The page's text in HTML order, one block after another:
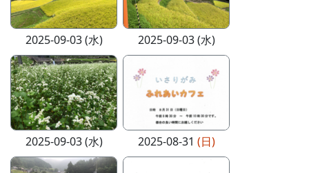
2025-09-03 (水) 2025-09-03 (水)
2025-09-03 (水) 2025-08-31 (日)